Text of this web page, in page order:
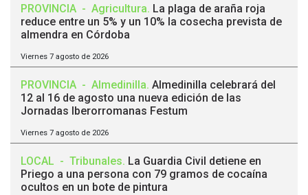
PROVINCIA - Agricultura. La plaga de araña roja
reduce entre un 5% y un 10% la cosecha prevista de
almendra en Córdoba
Viernes 7 agosto de 2026
PROVINCIA - Almedinilla. Almedinilla celebrará del
12 al 16 de agosto una nueva edición de las
Jornadas Iberorromanas Festum
Viernes 7 agosto de 2026
LOCAL - Tribunales. La Guardia Civil detiene en
Priego a una persona con 79 gramos de cocaína
ocultos en un bote de pintura